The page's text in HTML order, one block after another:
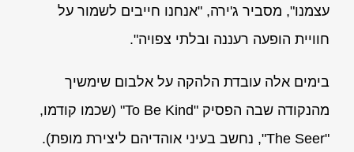
עצמנו", מסביר ג'ירה, "אנחנו חייבים לשמור על
חוויית הופעה רעננה ובלתי צפויה".
בימים אלה עובדת הלהקה על אלבום שימשיך
מהנקודה שבה הפסיק "To Be Kind" (שכמו קודמו,
"The Seer", נחשב בעיני אוהדיהם ליצירת מופת).